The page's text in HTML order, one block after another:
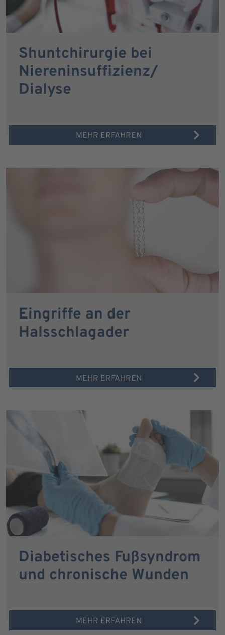
Shuntchirurgie bei
Niereninsuffizienz/
Dialyse
MEHR ERFAHREN
Eingriffe an der
Halsschlagader
MEHR ERFAHREN
Diabetisches Fußsyndrom
und chronische Wunden
MEHR ERFAHREN